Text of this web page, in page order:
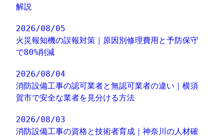
解説
2026/08/05
火災報知機の誤報対策｜原因別修理費用と予防保守
で80%削減
2026/08/04
消防設備工事の認可業者と無認可業者の違い｜横須
賀市で安全な業者を見分ける方法
2026/08/03
消防設備工事の資格と技術者育成｜神奈川の人材確